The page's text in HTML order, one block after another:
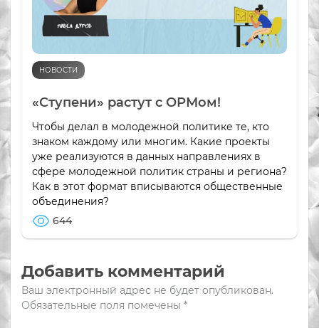
НОВОСТИ
«Ступени» растут с ОРМом!
Чтобы делал в молодежной политике те, кто
знаком каждому или многим. Какие проекты
уже реализуются в данных направлениях в
сфере молодежной политик страны и региона?
Как в этот формат вписываются общественные
объединения?
644
Добавить комментарий
Ваш электронный адрес не будет опубликован.
Обязательные поля помечены *